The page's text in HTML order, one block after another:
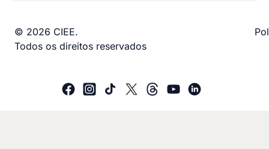
© 2026 CIEE.
Todos os direitos reservados